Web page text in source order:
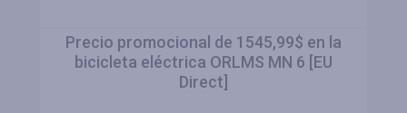
Precio promocional de 1545,99$ en la
bicicleta eléctrica ORLMS MN 6 [EU
Direct]